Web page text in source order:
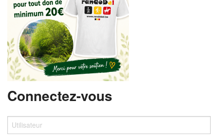
INSCRIPTION GRATUITE
MOT DE PASSE OUBLIÉ
Connectez-vous